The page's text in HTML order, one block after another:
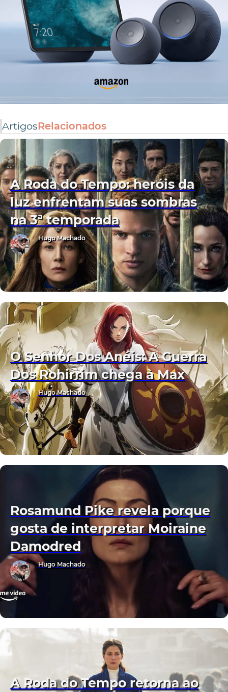
ArtigosRelacionados
A Roda do Tempo: heróis da
luz enfrentam suas sombras
na 3ª temporada
Hugo Machado
O Senhor Dos Anéis: A Guerra
Dos Rohirrim chega à Max
Hugo Machado
Rosamund Pike revela porque
gosta de interpretar Moiraine
Damodred
Hugo Machado
A Roda do Tempo retorna ao